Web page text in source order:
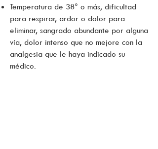
Temperatura de 38° o más, dificultad
para respirar, ardor o dolor para
eliminar, sangrado abundante por alguna
vía, dolor intenso que no mejore con la
analgesia que le haya indicado su
médico.